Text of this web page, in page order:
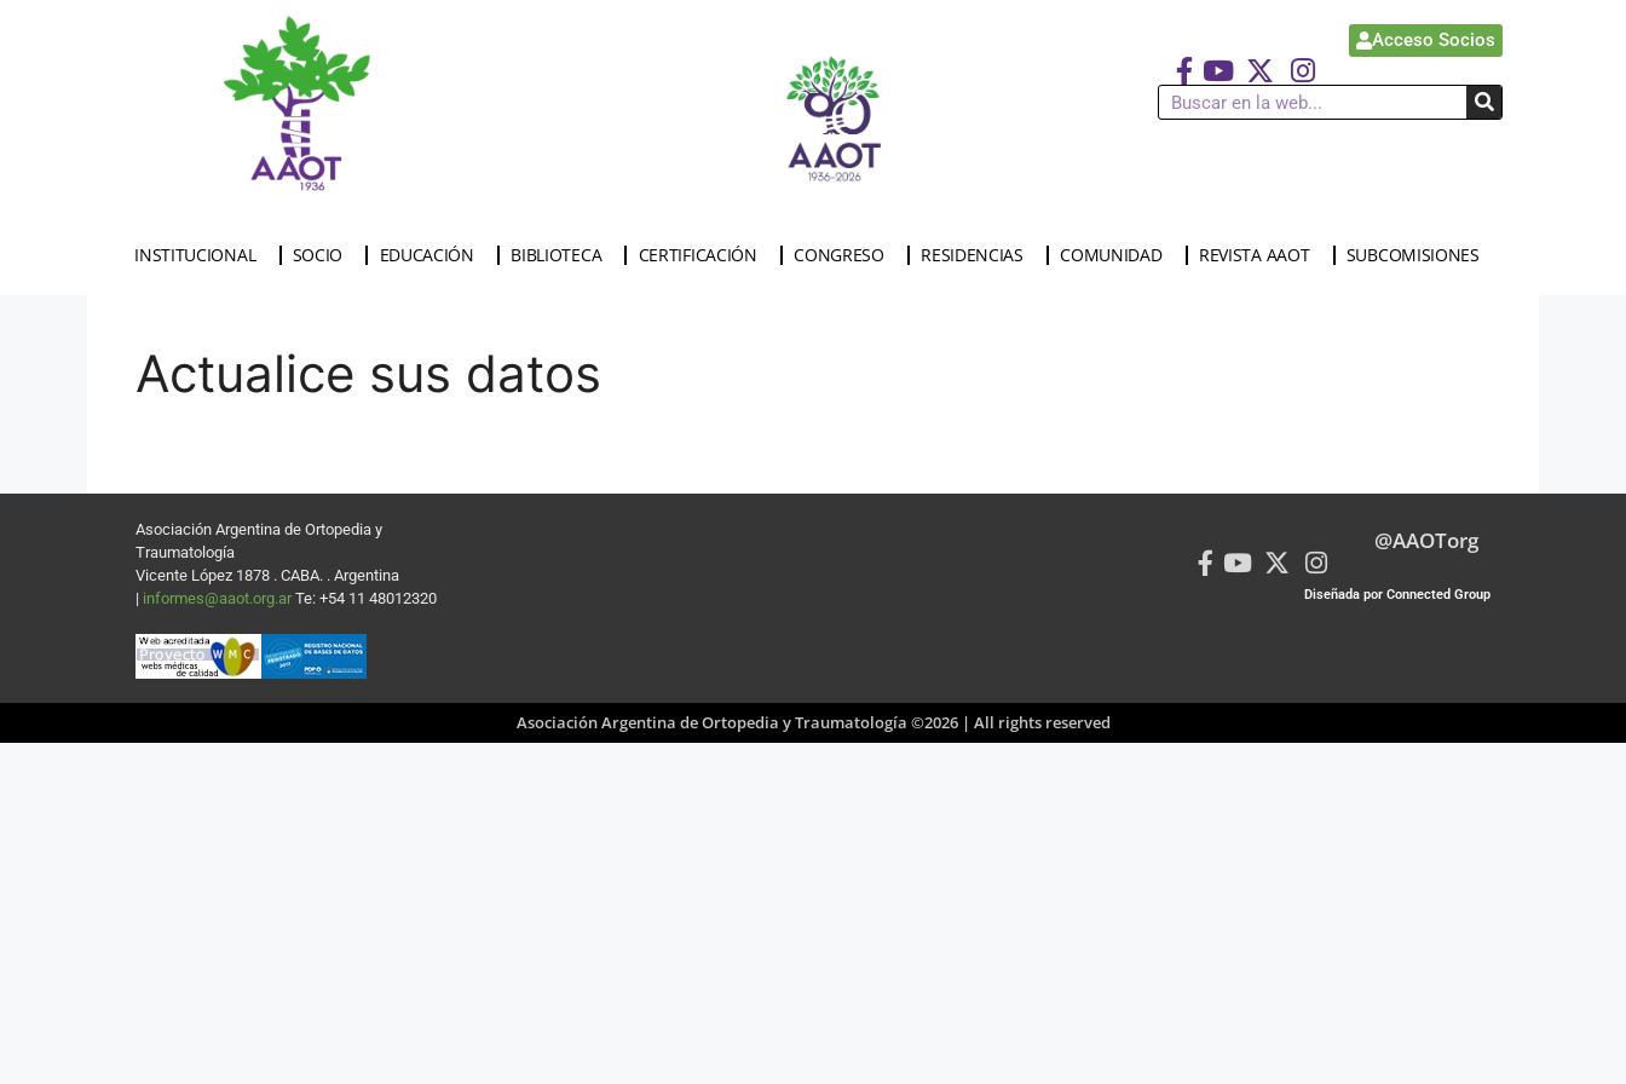
Acceso Socios
INSTITUCIONAL SOCIO EDUCACIÓN BIBLIOTECA CERTIFICACIÓN CONGRESO RESIDENCIAS COMUNIDAD REVISTA AAOT SUBCOMISIONES
Actualice sus datos
Asociación Argentina de Ortopedia y
Traumatología
Vicente López 1878 . CABA. . Argentina
| informes@aaot.org.ar Te: +54 11 48012320
@AAOTorg
Diseñada por Connected Group
Asociación Argentina de Ortopedia y Traumatología ©2026 | All rights reserved